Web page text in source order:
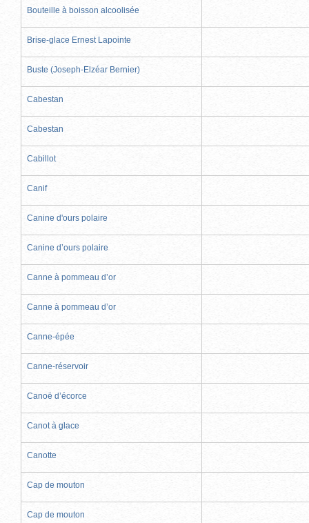
Bouteille à boisson alcoolisée
Brise-glace Ernest Lapointe
Buste (Joseph-Elzéar Bernier)
Cabestan
Cabestan
Cabillot
Canif
Canine d'ours polaire
Canine d’ours polaire
Canne à pommeau d’or
Canne à pommeau d’or
Canne-épée
Canne-réservoir
Canoë d’écorce
Canot à glace
Canotte
Cap de mouton
Cap de mouton